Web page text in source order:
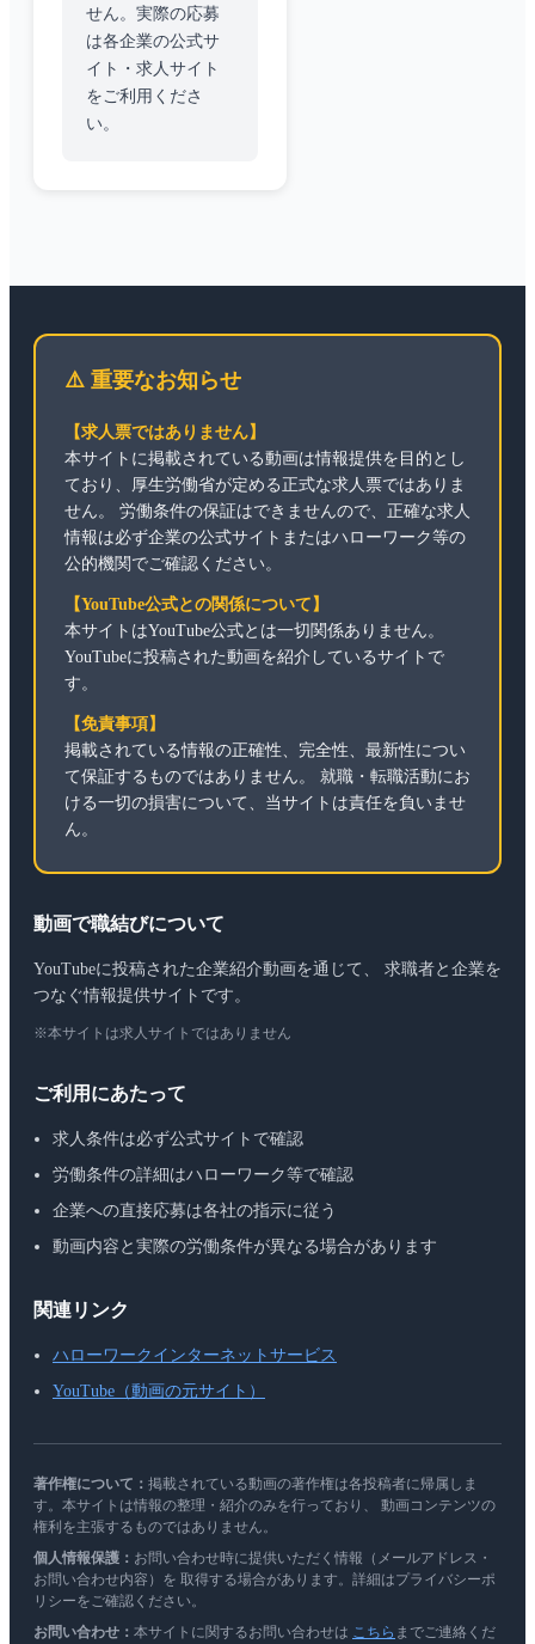
せん。実際の応募
は各企業の公式サ
イト・求人サイト
をご利用くださ
い。
⚠️ 重要なお知らせ
【求人票ではありません】
本サイトに掲載されている動画は情報提供を目的とし
ており、厚生労働省が定める正式な求人票ではありま
せん。 労働条件の保証はできませんので、正確な求人
情報は必ず企業の公式サイトまたはハローワーク等の
公的機関でご確認ください。
【YouTube公式との関係について】
本サイトはYouTube公式とは一切関係ありません。
YouTubeに投稿された動画を紹介しているサイトで
す。
【免責事項】
掲載されている情報の正確性、完全性、最新性につい
て保証するものではありません。 就職・転職活動にお
ける一切の損害について、当サイトは責任を負いませ
ん。
動画で職結びについて
YouTubeに投稿された企業紹介動画を通じて、 求職者と企業を
つなぐ情報提供サイトです。
※本サイトは求人サイトではありません
ご利用にあたって
求人条件は必ず公式サイトで確認
労働条件の詳細はハローワーク等で確認
企業への直接応募は各社の指示に従う
動画内容と実際の労働条件が異なる場合があります
関連リンク
ハローワークインターネットサービス
YouTube（動画の元サイト）
著作権について： 掲載されている動画の著作権は各投稿者に帰属しま
す。本サイトは情報の整理・紹介のみを行っており、 動画コンテンツの
権利を主張するものではありません。
個人情報保護： お問い合わせ時に提供いただく情報（メールアドレス・
お問い合わせ内容）を 取得する場合があります。詳細はプライバシーポ
リシーをご確認ください。
お問い合わせ： 本サイトに関するお問い合わせは こちら までご連絡くだ